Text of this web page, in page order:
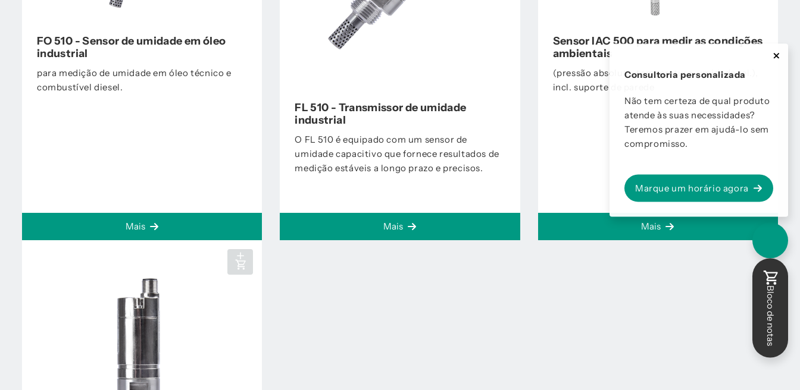
FO 510 - Sensor de umidade em óleo
industrial
para medição de umidade em óleo técnico e
combustível diesel.
Mais
FL 510 - Transmissor de umidade
industrial
O FL 510 é equipado com um sensor de
umidade capacitivo que fornece resultados de
medição estáveis a longo prazo e precisos.
Mais
Sensor IAC 500 para medir as condições
ambientais
(pressão absoluta, temperatura, umidade rel.),
incl. suporte de parede
Mais
Consultoria personalizada
Não tem certeza de qual produto
atende às suas necessidades?
Teremos prazer em ajudá-lo sem
compromisso.
Marque um horário agora
Bloco de notas